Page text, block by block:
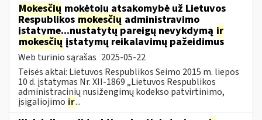
Mokesčių mokėtojų atsakomybė už Lietuvos
Respublikos mokesčių administravimo
įstatyme...nustatytų pareigų nevykdymą ir
mokesčių įstatymų reikalavimų pažeidimus
Web turinio sąrašas 2025-05-22
Teisės aktai: Lietuvos Respublikos Seimo 2015 m. liepos
10 d. įstatymas Nr. XII-1869 „Lietuvos Respublikos
administracinių nusižengimų kodekso patvirtinimo,
įsigaliojimo ir...